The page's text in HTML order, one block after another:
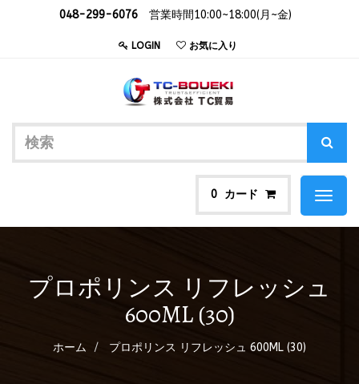
048-299-6076 営業時間10:00~18:00(月~金)
LOGIN お気に入り
0 カード
Toggle
プロポリンス リフレッシュ
600ML (30)
ホーム プロポリンス リフレッシュ 600ML (30)